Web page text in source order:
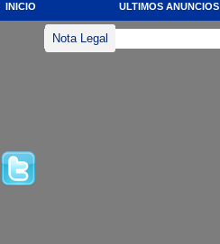
INICIO ULTIMOS ANUNCIOS
Nota Legal